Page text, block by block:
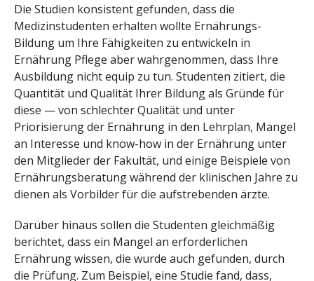
Die Studien konsistent gefunden, dass die
Medizinstudenten erhalten wollte Ernährungs-
Bildung um Ihre Fähigkeiten zu entwickeln in
Ernährung Pflege aber wahrgenommen, dass Ihre
Ausbildung nicht equip zu tun. Studenten zitiert, die
Quantität und Qualität Ihrer Bildung als Gründe für
diese — von schlechter Qualität und unter
Priorisierung der Ernährung in den Lehrplan, Mangel
an Interesse und know-how in der Ernährung unter
den Mitglieder der Fakultät, und einige Beispiele von
Ernährungsberatung während der klinischen Jahre zu
dienen als Vorbilder für die aufstrebenden ärzte.
Darüber hinaus sollen die Studenten gleichmäßig
berichtet, dass ein Mangel an erforderlichen
Ernährung wissen, die wurde auch gefunden, durch
die Prüfung. Zum Beispiel, eine Studie fand, dass,